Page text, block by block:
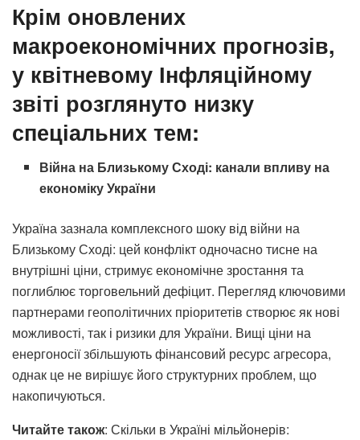
Крім оновлених
макроекономічних прогнозів,
у квітневому Інфляційному
звіті розглянуто низку
спеціальних тем:
Війна на Близькому Сході: канали впливу на
економіку України
Україна зазнала комплексного шоку від війни на
Близькому Сході: цей конфлікт одночасно тисне на
внутрішні ціни, стримує економічне зростання та
поглиблює торговельний дефіцит. Перегляд ключовими
партнерами геополітичних пріоритетів створює як нові
можливості, так і ризики для України. Вищі ціни на
енергоносії збільшують фінансовий ресурс агресора,
однак це не вирішує його структурних проблем, що
накопичуються.
Читайте також: Скільки в Україні мільйонерів: